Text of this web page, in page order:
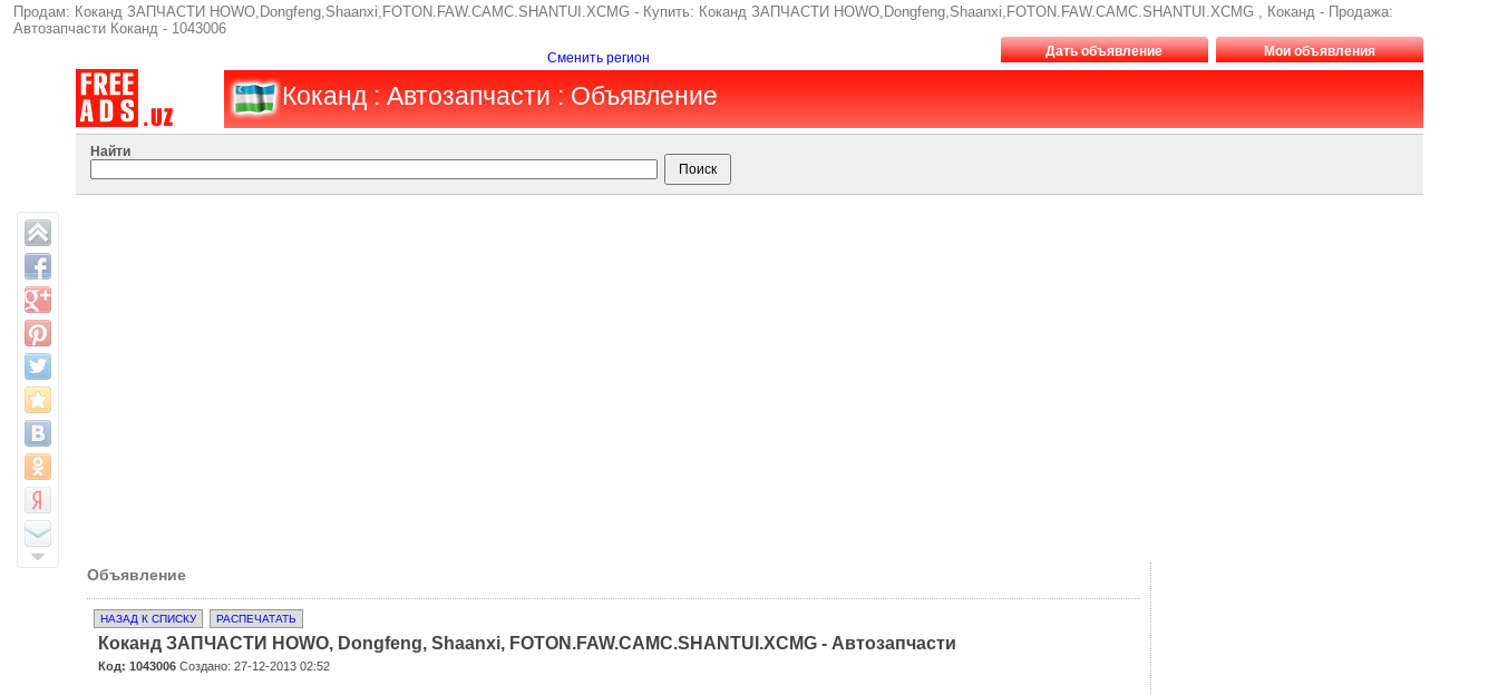
Продам: Коканд ЗАПЧАСТИ HOWO,Dongfeng,Shaanxi,FOTON.FAW.CAMC.SHANTUI.XCMG - Купить: Коканд ЗАПЧАСТИ HOWO,Dongfeng,Shaanxi,FOTON.FAW.CAMC.SHANTUI.XCMG , Коканд - Продажа:
Автозапчасти Коканд - 1043006
Сменить регион Дать объявление Мои объявления
Коканд : Автозапчасти : Объявление
Найти
Объявление
НАЗАД К СПИСКУ РАСПЕЧАТАТЬ
Коканд ЗАПЧАСТИ HOWO, Dongfeng, Shaanxi, FOTON.FAW.CAMC.SHANTUI.XCMG - Автозапчасти
Код: 1043006Создано: 27-12-2013 02:52